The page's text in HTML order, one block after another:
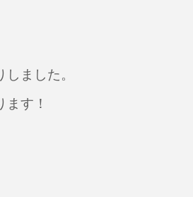
ました。
す！